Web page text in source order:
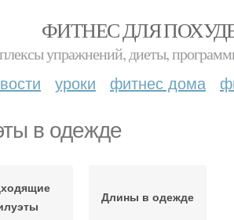
ФИТНЕС ДЛЯ
упражнений, диеты,
уроки фитнес дома
в одежде
Длины в одежде